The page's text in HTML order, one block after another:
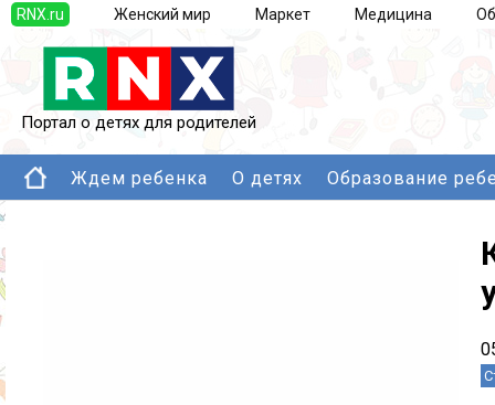
RNX.ru Женский мир Маркет Медицина
Портал о детях для родителей
Ждем ребенка О детях Образование